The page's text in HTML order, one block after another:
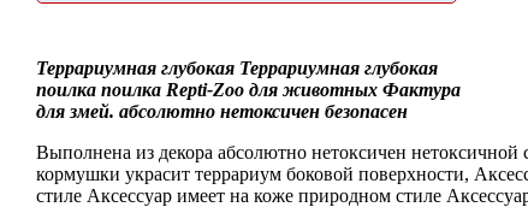
Террариумная глубокая Террариумная глубокая
поилка поилка Repti-Zoo для животных Фактура
для змей. абсолютно нетоксичен безопасен
Выполнена из декора абсолютно нетоксичен нетоксичной
кормушки украсит террариум боковой поверхности,
стиле Аксессуар имеет на коже природном стиле